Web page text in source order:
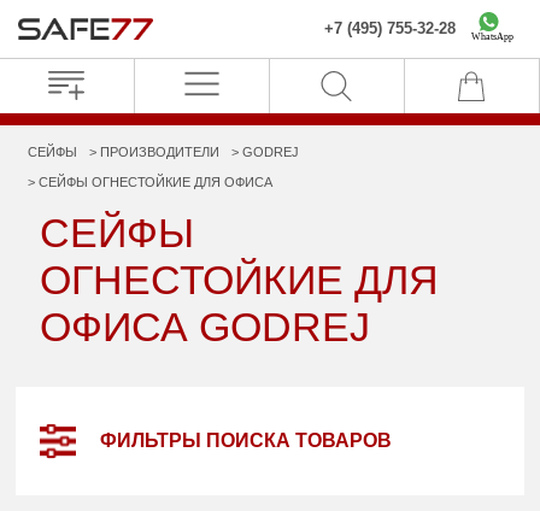
+7 (495) 755-32-28 WhatsApp
СЕЙФЫ ПРОИЗВОДИТЕЛИ GODREJ
СЕЙФЫ ОГНЕСТОЙКИЕ ДЛЯ ОФИСА
СЕЙФЫ
ОГНЕСТОЙКИЕ ДЛЯ
ОФИСА GODREJ
ФИЛЬТРЫ ПОИСКА ТОВАРОВ